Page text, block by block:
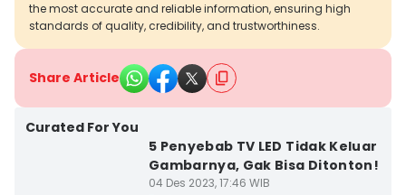
the most accurate and reliable information, ensuring high
standards of quality, credibility, and trustworthiness.
Share Article
Curated For You
5 Penyebab TV LED Tidak Keluar
Gambarnya, Gak Bisa Ditonton!
04 Des 2023, 17:46 WIB